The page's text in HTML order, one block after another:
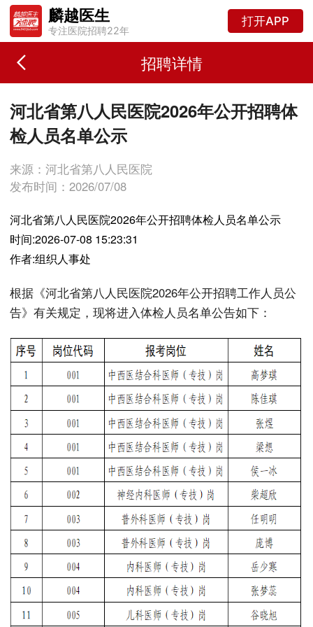
麟越医生
专注医院招聘22年
打开APP
招聘详情
河北省第八人民医院2026年公开招聘体
检人员名单公示
来源：河北省第八人民医院
发布时间：2026/07/08
河北省第八人民医院2026年公开招聘体检人员名单公示
时间:2026-07-08 15:23:31
作者:组织人事处
根据《河北省第八人民医院2026年公开招聘工作人员公
告》有关规定，现将进入体检人员名单公告如下：